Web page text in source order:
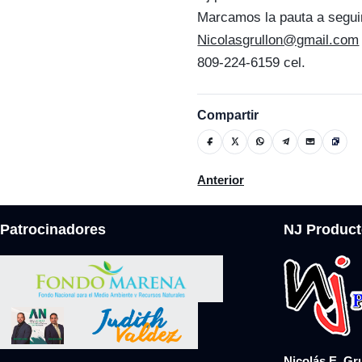
Marcamos la pauta a
Nicolasgrullon@gmail.com
809-224-6159 cel.
Compartir
Artículo anterior: ADEPE
Anterior
Patrocinadores NJ